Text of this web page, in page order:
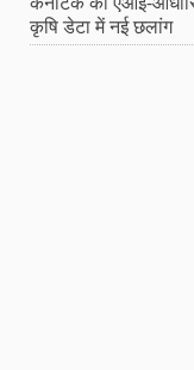
कृषि डेटा में नई छलांग